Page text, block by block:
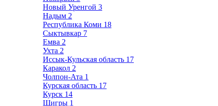
Новый Уренгой 3
Надым 2
Республика Коми 18
Сыктывкар 7
Емва 2
Ухта 2
Иссык-Кульская область 17
Каракол 2
Чолпон-Ата 1
Курская область 17
Курск 14
Щигры 1